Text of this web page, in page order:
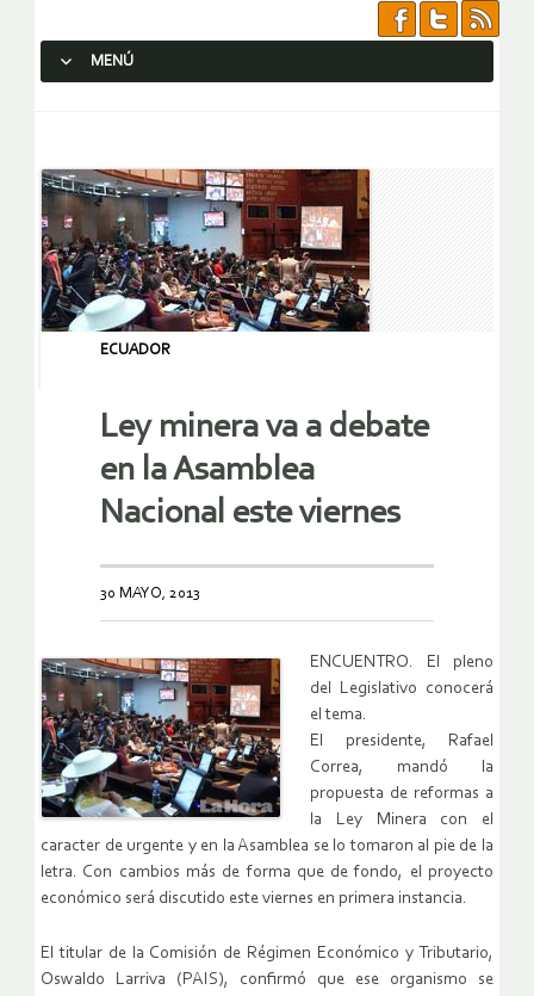
MENÚ
ECUADOR
Ley minera va a debate
en la Asamblea
Nacional este viernes
30 MAYO, 2013
ENCUENTRO. El pleno
del Legislativo conocerá
el tema.
El presidente, Rafael
Correa, mandó la
propuesta de reformas a
la Ley Minera con el
caracter de urgente y en la Asamblea se lo tomaron al pie de la
letra. Con cambios más de forma que de fondo, el proyecto
económico será discutido este viernes en primera instancia.
El titular de la Comisión de Régimen Económico y Tributario,
Oswaldo Larriva (PAIS), confirmó que ese organismo se